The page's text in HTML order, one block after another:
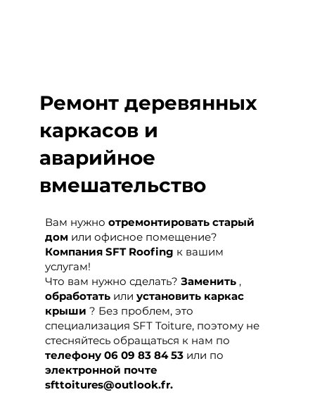
Ремонт деревянных
каркасов и
аварийное
вмешательство
Вам нужноотремонтировать старый
дом или офисное помещение?
Компания SFT Roofing к вашим
услугам!
Что вам нужно сделать?Заменить ,
обработать илиустановить каркас
крыши ? Без проблем, это
специализация SFT Toiture, поэтому не
стесняйтесь обращаться к нам по
телефону 06 09 83 84 53 или по
электронной почте
sfttoitures@outlook.fr.